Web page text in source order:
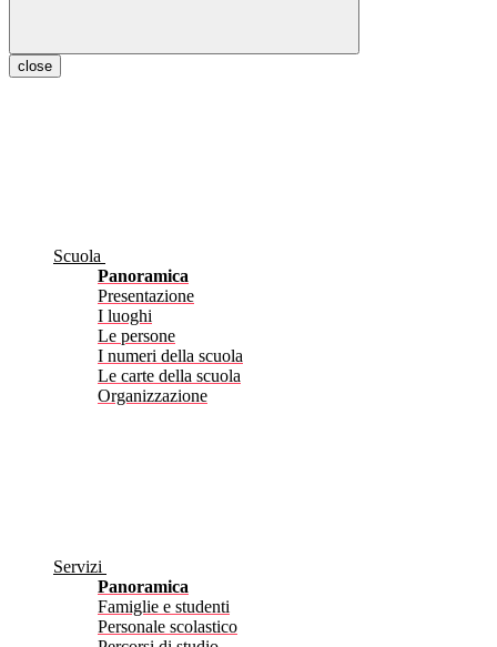
close
Scuola
Panoramica
Presentazione
I luoghi
Le persone
I numeri della scuola
Le carte della scuola
Organizzazione
Servizi
Panoramica
Famiglie e studenti
Personale scolastico